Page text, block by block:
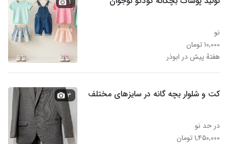
نو
۱۰,۰۰۰ تومان
هفتهٔ پیش در ابوذر
کت و شلوار بچه گانه در سایزهای مختلف
در حد نو
۱,۴۵۰,۰۰۰ تومان
۳